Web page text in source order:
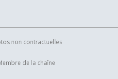
non contractuelles
de la chaîne